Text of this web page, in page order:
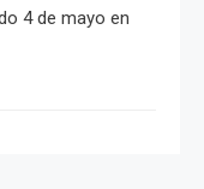
4 de mayo en